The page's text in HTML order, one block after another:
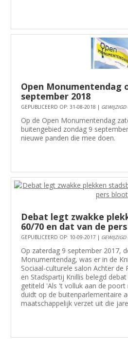
Open Monumentendag
september 2018
GEPUBLICEERD OP: 31-08-2018 |
Op de Open Monumentendag
buitengebied zondag 9
nieuwe panden die mee doen.
Debat legt zwakke
60/70 en dat van de
GEPUBLICEERD OP: 10-09-2017 |
Op zaterdag 9 september 2017,
Monumentendag, was er in de
Sociaal-culturele salon Achter de
en Stadspartij Knillis belegd
getiteld 'Als 't volluk aan de
duidt op de buitenparlementaire
maatschappelijk verzet uit die